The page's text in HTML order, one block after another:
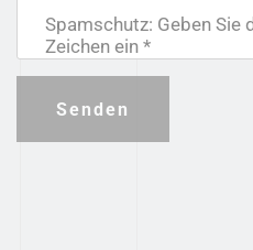
Spamschutz: Geben Sie
Zeichen ein *
Senden